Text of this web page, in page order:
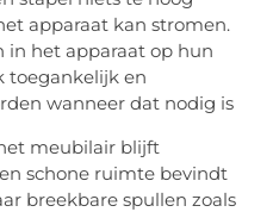
apparaat kan stromen.
in het apparaat op hun
toegankelijk en
wanneer dat nodig is
meubilair blijft
schone ruimte bevindt
breekbare spullen zoals